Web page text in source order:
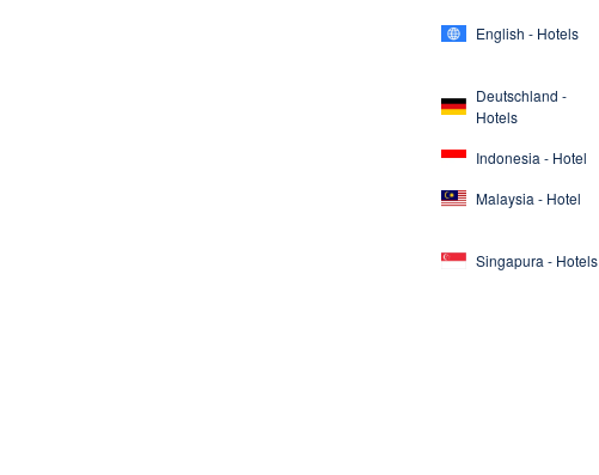
English - Hotels
Deutschland -
Hotels
Indonesia - Hotel
Malaysia - Hotel
Singapura - Hotels